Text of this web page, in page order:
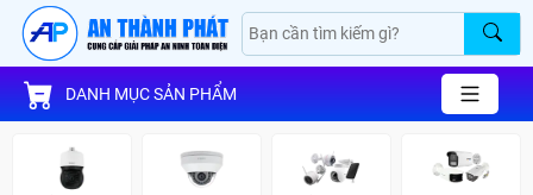
DANH MỤC SẢN PHẨM